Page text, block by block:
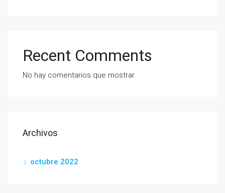
Recent Comments
No hay comentarios que mostrar.
Archivos
octubre 2022